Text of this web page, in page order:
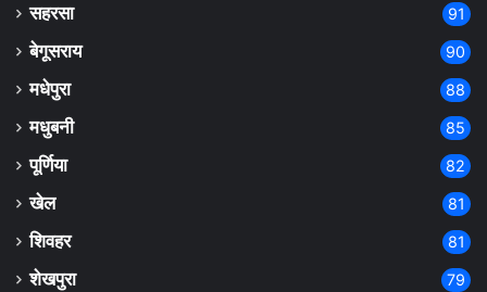
सहरसा 91
बेगूसराय 90
मधेपुरा 88
मधुबनी 85
पूर्णिया 82
खेल 81
शिवहर 81
शेखपुरा 79